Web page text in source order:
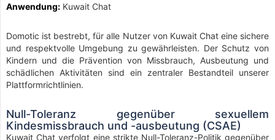
Anwendung: Kuwait Chat
Domotic ist bestrebt, für alle Nutzer von Kuwait Chat eine sichere
und respektvolle Umgebung zu gewährleisten. Der Schutz von
Kindern und die Prävention von Missbrauch, Ausbeutung und
schädlichen Aktivitäten sind ein zentraler Bestandteil unserer
Plattformrichtlinien.
Null-Toleranz gegenüber sexuellem
Kindesmissbrauch und -ausbeutung (CSAE)
Kuwait Chat verfolgt eine strikte Null-Toleranz-Politik gegenüber